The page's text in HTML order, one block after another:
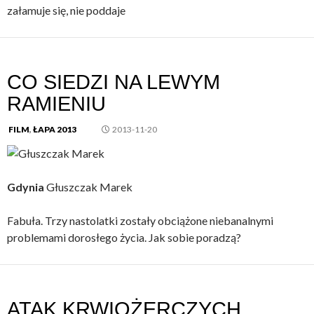
załamuje się, nie poddaje
CO SIEDZI NA LEWYM
RAMIENIU
FILM, ŁAPA 2013 2013-11-20
Gdynia Głuszczak Marek
Fabuła. Trzy nastolatki zostały obciążone niebanalnymi
problemami dorosłego życia. Jak sobie poradzą?
ATAK KRWIOŻERCZYCH